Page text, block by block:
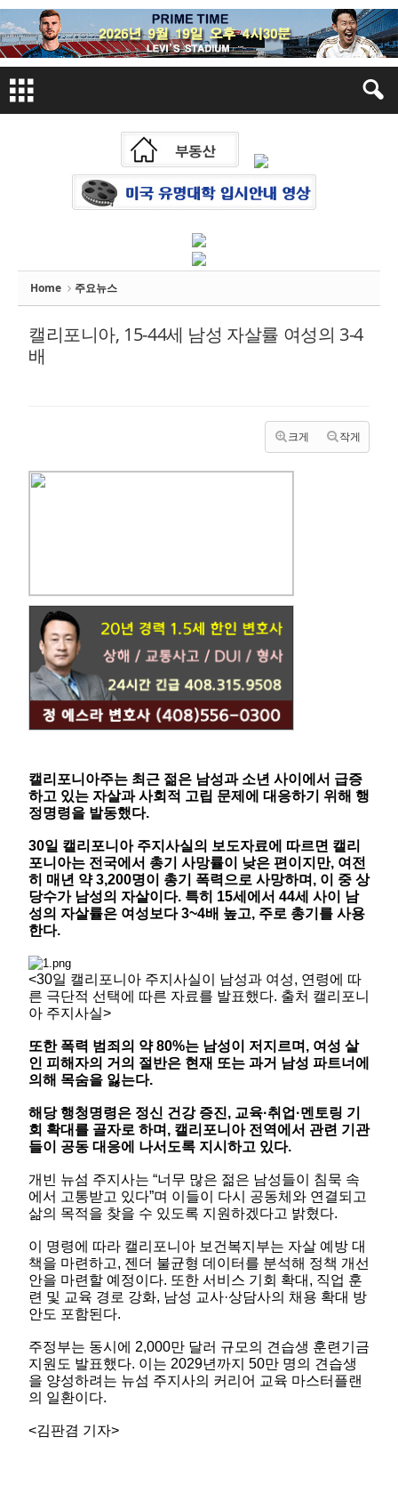
Home 주요뉴스
캘리포니아, 15-44세 남성 자살률 여성의 3-4
배
크게 작게
캘리포니아주는 최근 젊은 남성과 소년 사이에서 급증
하고 있는 자살과 사회적 고립 문제에 대응하기 위해 행
정명령을 발동했다.
30일 캘리포니아 주지사실의 보도자료에 따르면 캘리
포니아는 전국에서 총기 사망률이 낮은 편이지만, 여전
히 매년 약 3,200명이 총기 폭력으로 사망하며, 이 중 상
당수가 남성의 자살이다. 특히 15세에서 44세 사이 남
성의 자살률은 여성보다 3~4배 높고, 주로 총기를 사용
한다.
<30일 캘리포니아 주지사실이 남성과 여성, 연령에 따
른 극단적 선택에 따른 자료를 발표했다. 출처 캘리포니
아 주지사실>
또한 폭력 범죄의 약 80%는 남성이 저지르며, 여성 살
인 피해자의 거의 절반은 현재 또는 과거 남성 파트너에
의해 목숨을 잃는다.
해당 행청명령은 정신 건강 증진, 교육·취업·멘토링 기
회 확대를 골자로 하며, 캘리포니아 전역에서 관련 기관
들이 공동 대응에 나서도록 지시하고 있다.
개빈 뉴섬 주지사는 “너무 많은 젊은 남성들이 침묵 속
에서 고통받고 있다”며 이들이 다시 공동체와 연결되고
삶의 목적을 찾을 수 있도록 지원하겠다고 밝혔다.
이 명령에 따라 캘리포니아 보건복지부는 자살 예방 대
책을 마련하고, 젠더 불균형 데이터를 분석해 정책 개선
안을 마련할 예정이다. 또한 서비스 기회 확대, 직업 훈
련 및 교육 경로 강화, 남성 교사·상담사의 채용 확대 방
안도 포함된다.
주정부는 동시에 2,000만 달러 규모의 견습생 훈련기금
지원도 발표했다. 이는 2029년까지 50만 명의 견습생
을 양성하려는 뉴섬 주지사의 커리어 교육 마스터플랜
의 일환이다.
<김판겸 기자>
스케치북5
스케치북5